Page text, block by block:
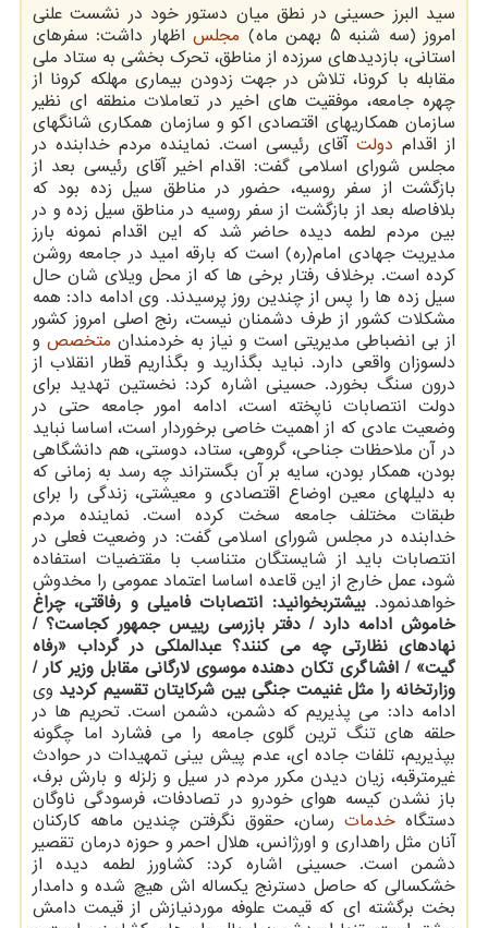
سید البرز حسینی در نطق میان دستور خود در نشست علنی
امروز (سه شنبه 5 بهمن ماه)
مجلساظهار داشت: سفرهای
استانی، بازدیدهای سرزده از مناطق، تحرک بخشی به ستاد ملی
مقابله با کرونا، تلاش در جهت زدودن بیماری مهلکه کرونا از
چهره جامعه، موفقیت های اخیر در تعاملات منطقه ای نظیر
سازمان همکاریهای اقتصادی اکو و سازمان همکاری شانگهای
از اقدام دولت آقای رئیسی است. نماینده مردم خدابنده در
مجلس شورای اسلامی گفت: اقدام اخیر آقای رئیسی بعد از
بازگشت از سفر روسیه، حضور در مناطق سیل زده بود که
بلافاصله بعد از بازگشت از سفر روسیه در مناطق سیل زده و در
بین مردم لطمه دیده حاضر شد که این اقدام نمونه بارز
مدیریت جهادی امام(ره) است که بارقه امید در جامعه روشن
کرده است. برخلاف رفتار برخی ها که از محل ویلای شان حال
سیل زده ها را پس از چندین روز پرسیدند. وی ادامه داد: همه
مشکلات کشور از طرف دشمنان نیست، رنج اصلی امروز کشور
از بی انضباطی مدیریتی است و نیاز به خردمندان متخصص و
دلسوزان واقعی دارد. نباید بگذارید و بگذاریم قطار انقلاب از
درون سنگ بخورد. حسینی اشاره کرد: نخستین تهدید برای
دولت انتصابات ناپخته است، ادامه امور جامعه حتی در
وضعیت عادی که از اهمیت خاصی برخوردار است، اساسا نباید
در آن ملاحظات جناحی، گروهی، ستاد، دوستی، هم دانشگاهی
بودن، همکار بودن، سایه بر آن بگستراند چه رسد به زمانی که
به دلیلهای معین اوضاع اقتصادی و معیشتی، زندگی را برای
طبقات مختلف جامعه سخت کرده است. نماینده مردم
خدابنده در مجلس شورای اسلامی گفت: در وضعیت فعلی در
انتصابات باید از شایستگان متناسب با مقتضیات استفاده
شود، عمل خارج از این قاعده اساسا اعتماد عمومی را مخدوش
خواهدنمود.بیشتربخوانید: انتصابات فامیلی و رفاقتی، چراغ
خاموش ادامه دارد / دفتر بازرسی رییس جمهور کجاست؟ /
نهادهای نظارتی چه می کنند؟ عبدالملکی در گرداب «رفاه
گیت» / افشاگری تکان دهنده موسوی لارگانی مقابل وزیر کار /
وزارتخانه را مثل غنیمت جنگی بین شرکایتان تقسیم کردید وی
ادامه داد: می پذیریم که دشمن، دشمن است. تحریم ها در
حلقه های تنگ ترین گلوی جامعه را می فشارد اما چگونه
بپذیریم، تلفات جاده ای، عدم پیش بینی تمهیدات در حوادث
غیرمترقبه، زیان دیدن مکرر مردم در سیل و زلزله و بارش برف،
باز نشدن کیسه هوای خودرو در تصادفات، فرسودگی ناوگان
دستگاه خدمات رسان، حقوق نگرفتن چندین ماهه کارکنان
آنان مثل راهداری و اورژانس، هلال احمر و حوزه درمان تقصیر
دشمن است. حسینی اشاره کرد: کشاورز لطمه دیده از
خشکسالی که حاصل دسترنج یکساله اش هیچ شده و دامدار
بخت برگشته ای که قیمت علوفه موردنیازش از قیمت دامش